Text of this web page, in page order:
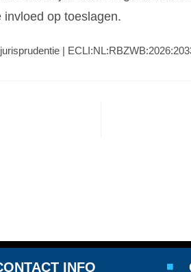
op toeslagen.
|
INFO